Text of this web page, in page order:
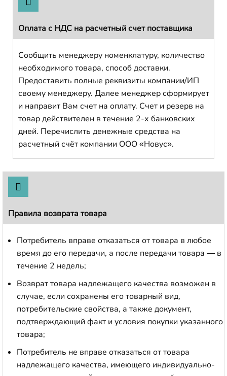
Оплата с НДС на расчетный счет поставщика
Сообщить менеджеру номенклатуру, количество
необходимого товара, способ доставки.
Предоставить полные реквизиты компании/ИП
своему менеджеру. Далее менеджер сформирует
и направит Вам счет на оплату. Счет и резерв на
товар действителен в течение 2-х банковских
дней. Перечислить денежные средства на
расчетный счёт компании ООО «Новус».
Правила возврата товара
Потребитель вправе отказаться от товара в любое
время до его передачи, а после передачи товара — в
течение 2 недель;
Возврат товара надлежащего качества возможен в
случае, если сохранены его товарный вид,
потребительские свойства, а также документ,
подтверждающий факт и условия покупки указанного
товара;
Потребитель не вправе отказаться от товара
надлежащего качества, имеющего индивидуально-